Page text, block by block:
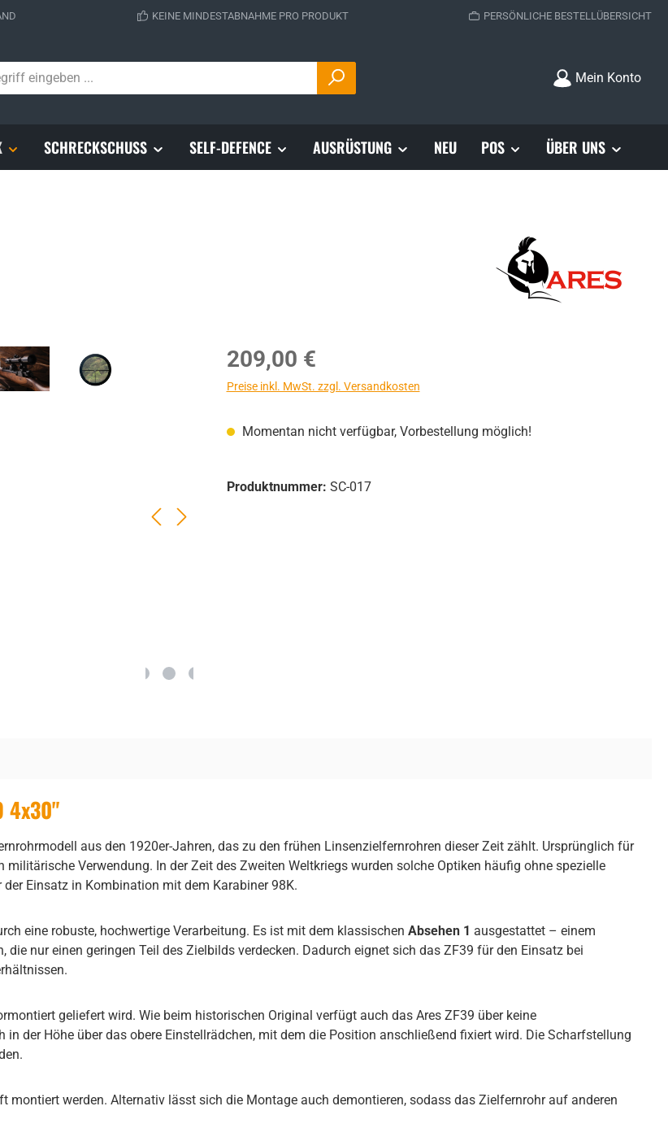
KEINE MINDESTABNAHME PRO PRODUKT PERSÖNLICHE BESTELLÜBERSICHT
Mein Konto
SCHRECKSCHUSS SELF-DEFENCE AUSRÜSTUNG NEU POS ÜBER UNS
Regulärer Preis:
209,00 €
Preise inkl. MwSt. zzgl. Versandkosten
Momentan nicht verfügbar, Vorbestellung möglich!
Produktnummer: SC-017
4x30"
aus den 1920er-Jahren, das zu den frühen Linsenzielfernrohren dieser Zeit zählt. Ursprünglich für
Verwendung. In der Zeit des Zweiten Weltkriegs wurden solche Optiken häufig ohne spezielle
Einsatz in Kombination mit dem Karabiner 98K.
eine robuste, hochwertige Verarbeitung. Es ist mit dem klassischen Absehen 1 ausgestattet – einem
nur einen geringen Teil des Zielbilds verdecken. Dadurch eignet sich das ZF39 für den Einsatz bei
geliefert wird. Wie beim historischen Original verfügt auch das Ares ZF39 über keine
der Höhe über das obere Einstellrädchen, mit dem die Position anschließend fixiert wird. Die Scharfstellung
montiert werden. Alternativ lässt sich die Montage auch demontieren, sodass das Zielfernrohr auf anderen